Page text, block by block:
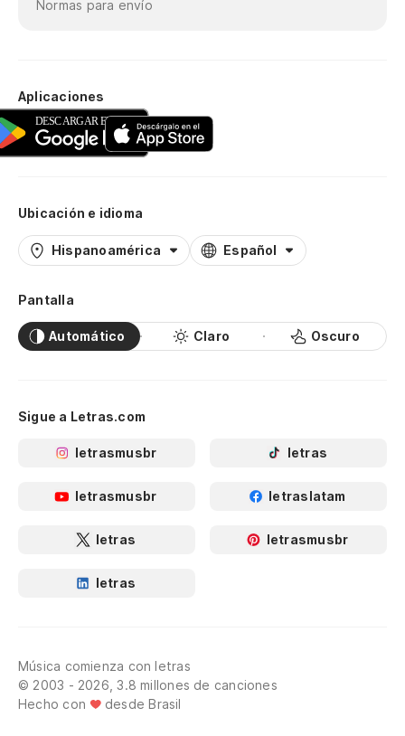
Normas para envío
Aplicaciones
Ubicación e idioma
Hispanoamérica Español
Pantalla
Automático Claro Oscuro
Sigue a Letras.com
letrasmusbr letras
letrasmusbr letraslatam
letras letrasmusbr
letras
Música comienza con letras
© 2003 - 2026, 3.8 millones de canciones
Hecho con
desde Brasil